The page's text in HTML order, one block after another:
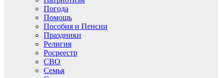
Погода
Помощь
Пособия и Пенсии
Праздники
Религия
Росреестр
СВО
Семья